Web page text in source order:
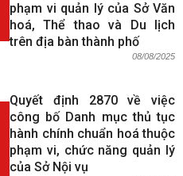
phạm vi quản lý của Sở Văn
hoá, Thể thao và Du lịch
trên địa bàn thành phố
08/08/2025
Quyết định 2870 về việc
công bố Danh mục thủ tục
hành chính chuẩn hoá thuộc
phạm vi, chức năng quản lý
của Sở Nội vụ